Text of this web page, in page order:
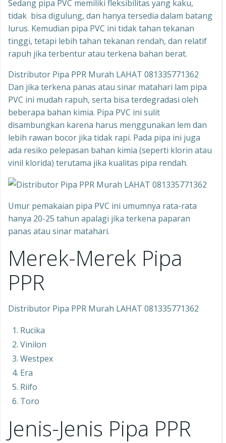
Sedang pipa PVC memiliki fleksibilitas yang kaku,
tidak bisa digulung, dan hanya tersedia dalam batang
lurus. Kemudian pipa PVC ini tidak tahan tekanan
tinggi, tetapi lebih tahan tekanan rendah, dan relatif
rapuh jika terbentur atau terkena bahan berat.
Distributor Pipa PPR Murah LAHAT 081335771362
Dan jika terkena panas atau sinar matahari lam pipa
PVC ini mudah rapuh, serta bisa terdegradasi oleh
beberapa bahan kimia. Pipa PVC ini sulit
disambungkan karena harus menggunakan lem dan
lebih rawan bocor jika tidak rapi. Pada pipa ini juga
ada resiko pelepasan bahan kimia (seperti klorin atau
vinil klorida) terutama jika kualitas pipa rendah.
Umur pemakaian pipa PVC ini umumnya rata-rata
hanya 20-25 tahun apalagi jika terkena paparan
panas atau sinar matahari.
Merek-Merek Pipa
PPR
Distributor Pipa PPR Murah LAHAT 081335771362
Rucika
Vinilon
Westpex
Era
Riifo
Toro
Jenis-Jenis Pipa PPR